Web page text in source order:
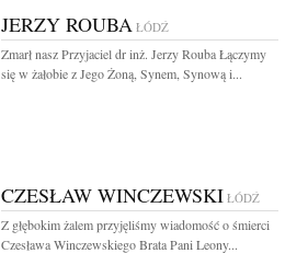
JERZY ROUBA ŁÓDŹ
Zmarł nasz Przyjaciel dr inż. Jerzy Rouba Łączymy
się w żałobie z Jego Żoną, Synem, Synową i...
CZESŁAW WINCZEWSKI ŁÓDŹ
Z głębokim żalem przyjęliśmy wiadomość o śmierci
Czesława Winczewskiego Brata Pani Leony...